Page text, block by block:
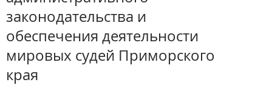
законодательства и
обеспечения деятельности
мировых судей Приморского
края